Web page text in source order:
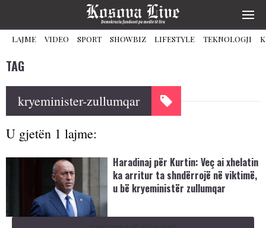
LAJME VIDEO SPORT SHOWBIZ LIFESTYLE TEKNOLOGJI
TAG
kryeminister-zullumqar
U gjetën 1 lajme:
Haradinaj për Kurtin: Veç ai xhelatin
ka arritur ta shndërrojë në viktimë,
u bë kryeministër zullumqar